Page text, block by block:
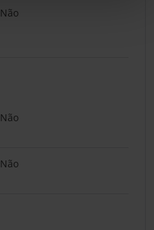
Não
Não
Não